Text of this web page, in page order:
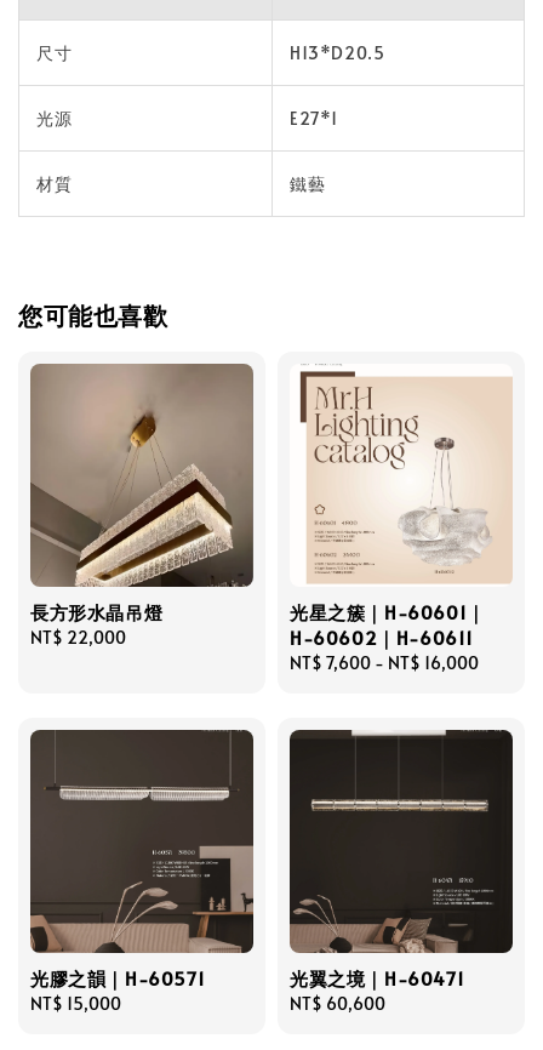
尺寸 H13*D20.5
光源 E27*1
材質 鐵藝
您可能也喜歡
長方形水晶吊燈
Regular
NT$ 22,000
光星之簇｜H-60601｜
H-60602｜H-60611
Regular
NT$ 7,600 - NT$ 16,000
光膠之韻｜H-60571
Regular
NT$ 15,000
光翼之境｜H-60471
Regular
NT$ 60,600